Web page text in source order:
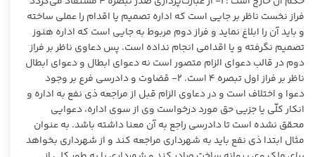
فراز نخست ناظر بر جایی است که اداره تصمیم یا اقدام را عملی ساخته
و باید آن را ابلاغ نماید و فراز دوم مربوط به جایی است که اداره هنوز
تصمیم نگرفته و یا اقدامی انجام نداده است. پس دعاوی ناظر بر فراز
دوم در قالب دعوای الزام متصور است نه دعوای ابطال و دعوای ابطال
ناظر بر فراز اول تبصره ۴ است. ۲- قضاوت و دادرسی فرع بر وجود
دعوا و اختلاف است و در دعاوی الزام قبل از مراجعه ذی نفع به اداره و
انکار کلّی یا جزیی حق مورد درخواست وی از سوی اداره، دعوایی
محقق نشده است تا دادرسی راجع به آن معنا داشته باشد. به عنوان
مثال ابتدا ذی نفع باید به شهرداری مراجعه کند و از شهرداری بخواهد